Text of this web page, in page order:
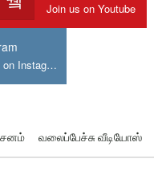
Join us on Youtube
Join us on Instagram
வலைப்பேச்சு வீடியோஸ்